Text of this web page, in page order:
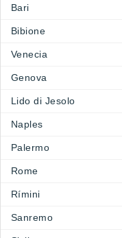
Bari
Bibione
Venecia
Genova
Lido di Jesolo
Naples
Palermo
Rome
Rímini
Sanremo